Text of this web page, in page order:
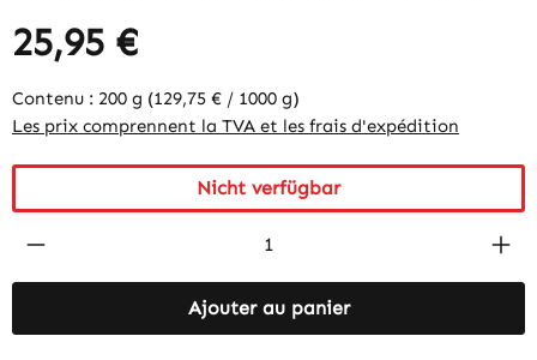
25,95 €
Contenu : 200 g (129,75 € / 1000 g)
Les prix comprennent la TVA et les frais d'expédition
Nicht verfügbar
Produkt Anzahl: Gib den gewünschten
Ajouter au panier